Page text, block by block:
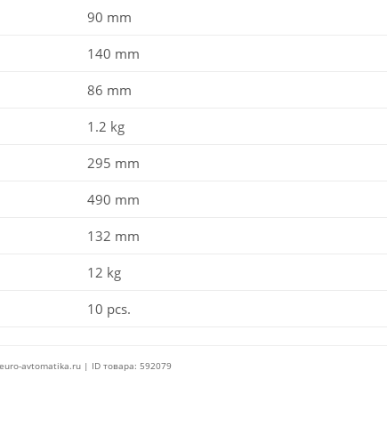
90 mm
140 mm
86 mm
1.2 kg
295 mm
490 mm
132 mm
12 kg
10 pcs.
avtomatika.ru | ID товара: 592079